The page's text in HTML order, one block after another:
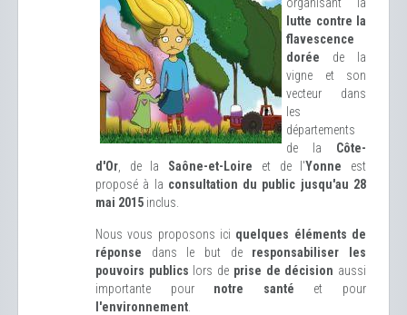
lutte contre la
flavescence
dorée de la
vigne et son
vecteur dans
les
départements
de la Côte-
d'Or , de la Saône-et-Loire et de l'Yonne est
proposé à la consultation du public jusqu'au 28
mai 2015 inclus.
Nous vous proposons ici quelques éléments de
réponse dans le but de responsabiliser les
pouvoirs publics lors de prise de décision aussi
importante pour notre santé et pour
l'environnement